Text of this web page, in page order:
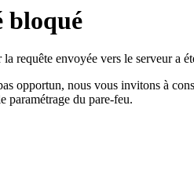
bloqué
requête envoyée vers le serveur a
opportun, nous vous invitons à
paramétrage du pare-feu.